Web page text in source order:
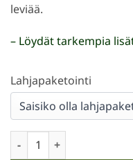
leviää.
– Löydät tarkempia
Lahjapaketointi
Huonetuoksu Kesäyö